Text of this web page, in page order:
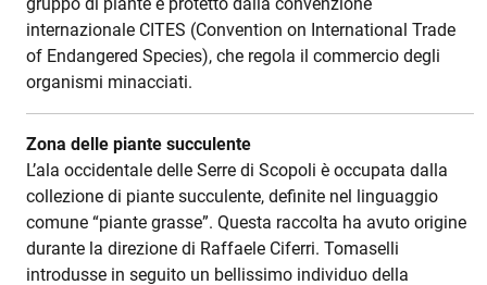
internazionale CITES (Convention on International Trade
of Endangered Species), che regola il commercio degli
organismi minacciati.
Zona delle piante succulente
L’ala occidentale delle Serre di Scopoli è occupata dalla
collezione di piante succulente, definite nel linguaggio
comune “piante grasse”. Questa raccolta ha avuto origine
durante la direzione di Raffaele Ciferri. Tomaselli
introdusse in seguito un bellissimo individuo della